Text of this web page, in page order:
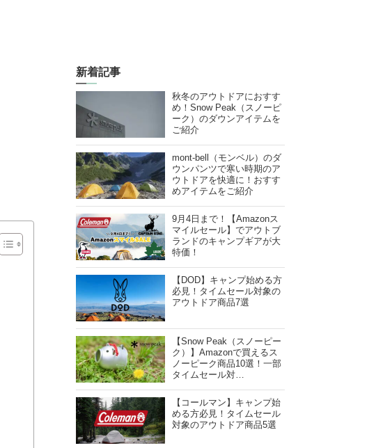
新着記事
秋冬のアウトドアにおすす
め！Snow Peak（スノーピ
ーク）のダウンアイテムを
ご紹介
mont-bell（モンベル）のダ
ウンパンツで寒い時期のア
ウトドアを快適に！おすす
めアイテムをご紹介
9月4日まで！【Amazonス
マイルセール】でアウトブ
ランドのキャンプギアが大
特価！
【DOD】キャンプ始める方
必見！タイムセール対象の
アウトドア商品7選
【Snow Peak（スノーピー
ク）】Amazonで買えるス
ノーピーク商品10選！一部
タイムセール対…
【コールマン】キャンプ始
める方必見！タイムセール
対象のアウトドア商品5選